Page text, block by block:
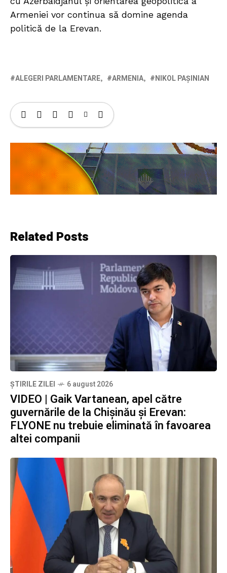
Armeniei vor continua să domine agenda
politică de la Erevan.
ALEGERI PARLAMENTARE ARMENIA NIKOL PAȘINIAN
Related Posts
ȘTIRILE ZILEI 6 august 2026
VIDEO | Gaik Vartanean, apel către
guvernările de la Chișinău și Erevan:
FLYONE nu trebuie eliminată în favoarea
altei companii